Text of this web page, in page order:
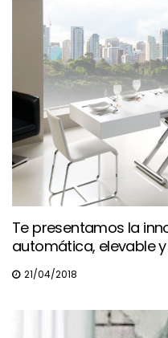
Te presentamos la
automática, elevable
21/04/2018